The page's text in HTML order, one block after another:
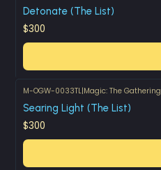
Detonate (The List)
$300
M-OGW-0033TL|Magic: The Gathering
Searing Light (The List)
$300